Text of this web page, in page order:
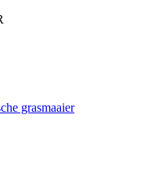
grasmaaier